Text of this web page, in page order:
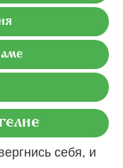
себя, и